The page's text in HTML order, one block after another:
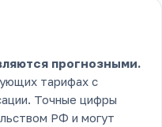
прогнозными.
тарифах с
Точные цифры
РФ и могут